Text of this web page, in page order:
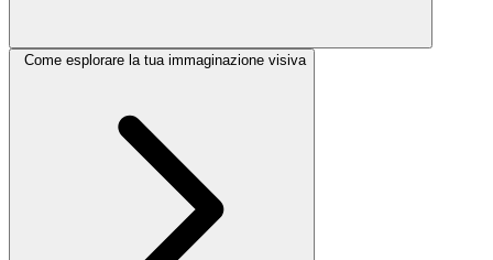
Come esplorare la tua immaginazione visiva